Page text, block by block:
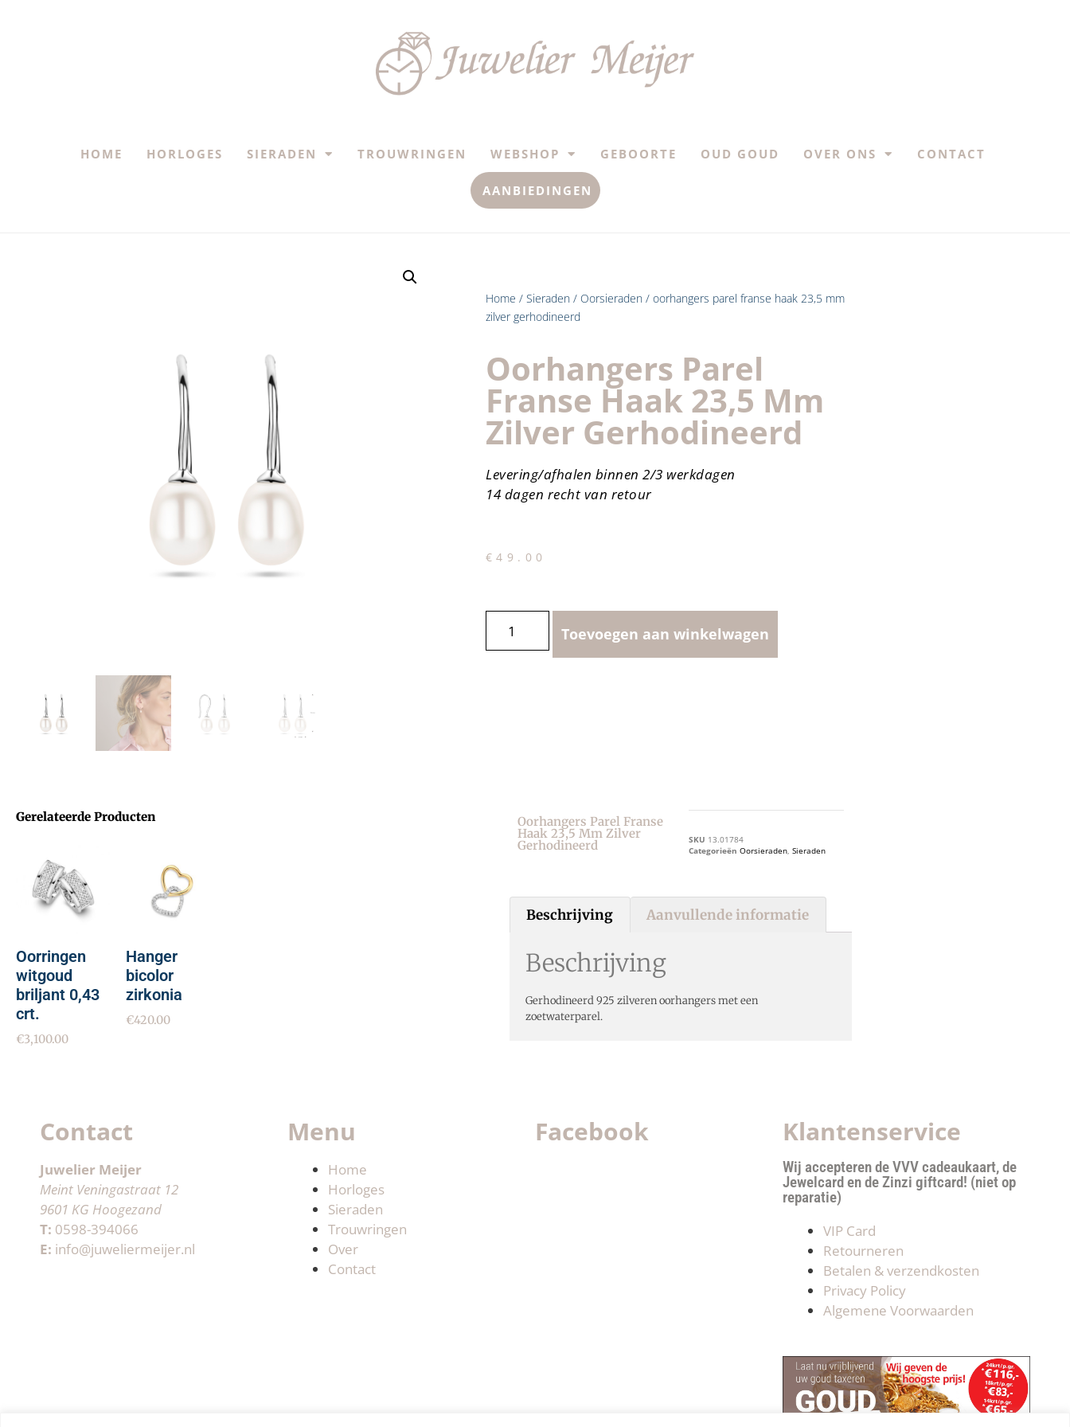
HOME HORLOGES SIERADEN TROUWRINGEN WEBSHOP GEBOORTE OUD GOUD OVER ONS CONTACT
AANBIEDINGEN
Home / Sieraden / Oorsieraden / oorhangers parel franse haak 23,5 mm
zilver gerhodineerd
Oorhangers Parel
Franse Haak 23,5 Mm
Zilver Gerhodineerd
Levering/afhalen binnen 2/3 werkdagen
14 dagen recht van retour
€49.00
Toevoegen aan winkelwagen
Gerelateerde Producten
Oorringen
witgoud
briljant 0,43
crt.
€3,100.00
Hanger
bicolor
zirkonia
€420.00
Oorhangers Parel Franse
Haak 23,5 Mm Zilver
Gerhodineerd SKU 13.01784
Categorieën Oorsieraden, Sieraden
Beschrijving Aanvullende informatie
Beschrijving
Gerhodineerd 925 zilveren oorhangers met een
zoetwaterparel.
Contact
Juwelier Meijer
Meint Veningastraat 12
9601 KG Hoogezand
T: 0598-394066
E: info@juweliermeijer.nl
Menu
Home
Horloges
Sieraden
Trouwringen
Over
Contact
Facebook Klantenservice
Wij accepteren de VVV cadeaukaart, de
Jewelcard en de Zinzi giftcard! (niet op
reparatie)
VIP Card
Retourneren
Betalen & verzendkosten
Privacy Policy
Algemene Voorwaarden